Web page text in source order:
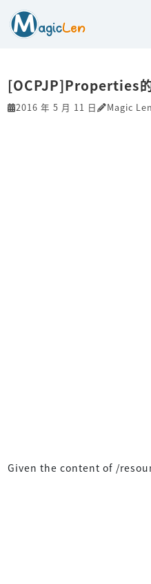
[OCPJP]Properties
2016 年 5 月 11 日 Magic Len
Given the content of /